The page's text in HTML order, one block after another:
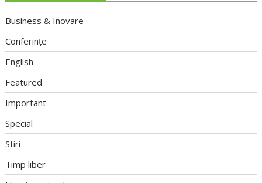
Business & Inovare
Conferințe
English
Featured
Important
Special
Stiri
Timp liber